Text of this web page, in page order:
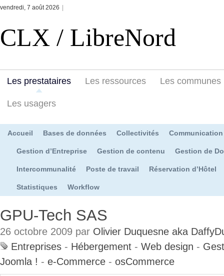
vendredi, 7 août 2026
CLX / LibreNord
Les prestataires Les ressources Les communes
Les usagers
Accueil Bases de données Collectivités Communication
Gestion d’Entreprise Gestion de contenu Gestion de
Intercommunalité Poste de travail Réservation d’Hôtel
Statistiques Workflow
GPU-Tech SAS
26 octobre 2009 par Olivier Duquesne aka
Entreprises - Hébergement - Web design -
Joomla ! - e-Commerce - osCommerce